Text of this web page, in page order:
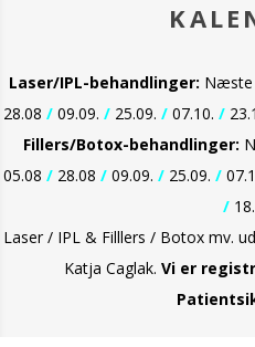
Laser/IPL-behandlinger: Næste
28.08 / 09.09. / 25.09. / 07.10. /
Fillers/Botox-behandlinger:
05.08 / 28.08 / 09.09. / 25.09. /
/
Laser / IPL & Filllers / Botox mv.
Katja Caglak. Vi er